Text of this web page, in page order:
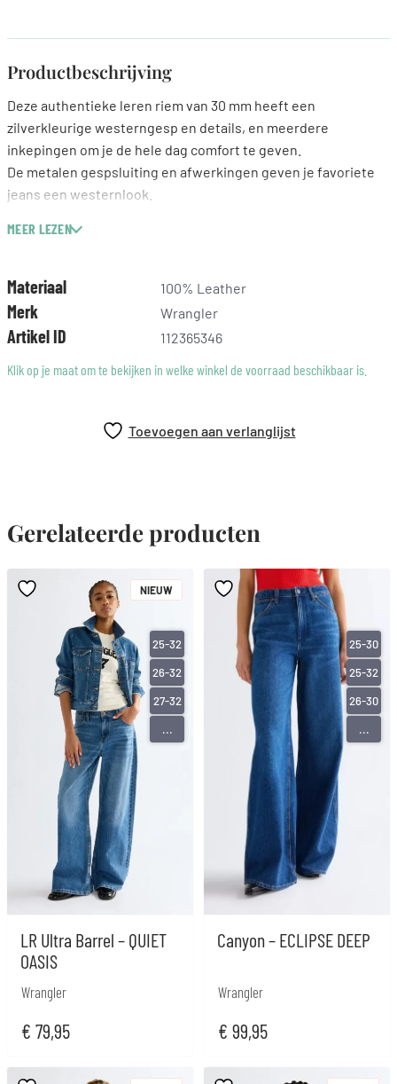
Productbeschrijving
Deze authentieke leren riem van 30 mm heeft een
zilverkleurige westerngesp en details, en meerdere
inkepingen om je de hele dag comfort te geven.
De metalen gespsluiting en afwerkingen geven je favoriete
jeans een westernlook.
30 mm breed en ontworpen met meerdere inkepingen voor
MEER LEZEN
Materiaal 100% Leather
Merk Wrangler
Artikel ID
112365346
Klik op je maat om te bekijken in welke winkel de voorraad beschikbaar is.
Toevoegen aan verlanglijst
Gerelateerde producten
LR Ultra Barrel – QUIET
OASIS
Wrangler
€ 79,95
NIEUW
25-32
26-32
27-32
...
Canyon – ECLIPSE DEEP
Wrangler
€ 99,95
25-30
25-32
26-30
...